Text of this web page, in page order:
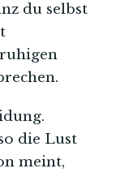
du selbst
die Lust
meint,